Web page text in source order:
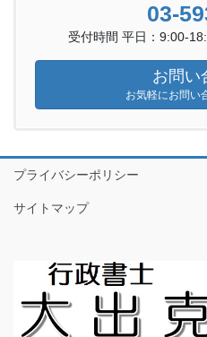
03-
受付時間 平日：9:00-
お問い
お気軽にお問い
プライバシーポリシー
サイトマップ